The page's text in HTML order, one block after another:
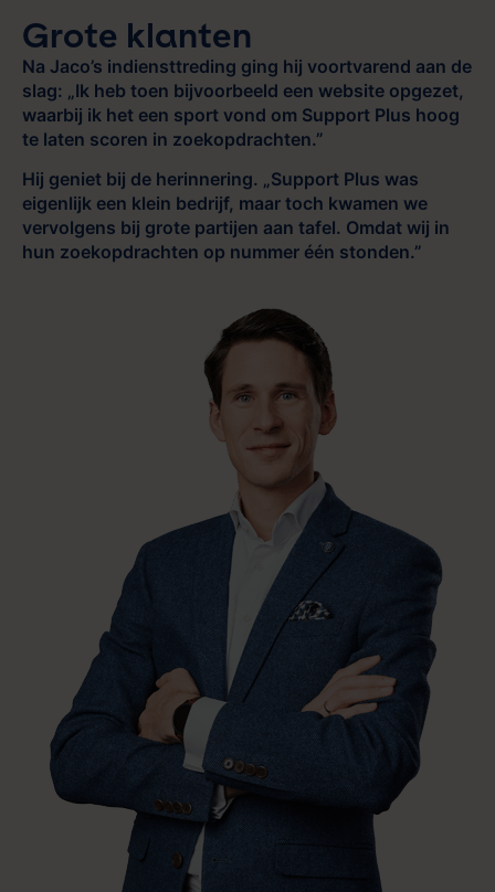
Grote klanten
Na Jaco’s indiensttreding ging hij voortvarend aan de
slag: „Ik heb toen bijvoorbeeld een website opgezet,
waarbij ik het een sport vond om Support Plus hoog
te laten scoren in zoekopdrachten.”
Hij geniet bij de herinnering. „Support Plus was
eigenlijk een klein bedrijf, maar toch kwamen we
vervolgens bij grote partijen aan tafel. Omdat wij in
hun zoekopdrachten op nummer één stonden.”